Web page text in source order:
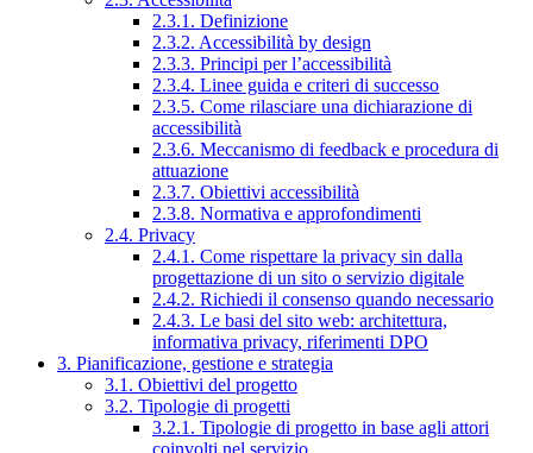
2.3.1. Definizione
2.3.2. Accessibilità by design
2.3.3. Principi per l’accessibilità
2.3.4. Linee guida e criteri di successo
2.3.5. Come rilasciare una dichiarazione di
accessibilità
2.3.6. Meccanismo di feedback e procedura di
attuazione
2.3.7. Obiettivi accessibilità
2.3.8. Normativa e approfondimenti
2.4. Privacy
2.4.1. Come rispettare la privacy sin dalla
progettazione di un sito o servizio digitale
2.4.2. Richiedi il consenso quando necessario
2.4.3. Le basi del sito web: architettura,
informativa privacy, riferimenti DPO
3. Pianificazione, gestione e strategia
3.1. Obiettivi del progetto
3.2. Tipologie di progetti
3.2.1. Tipologie di progetto in base agli attori
coinvolti nel servizio